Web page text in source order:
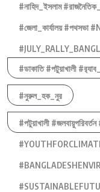
#নাহিদ_ইসলাম
#জেলা_কার্যালয় #পথসভা
#ডাকাতি #পটুয়াখালী
#নুরুল_হক_নুর
#পটুয়াখালী